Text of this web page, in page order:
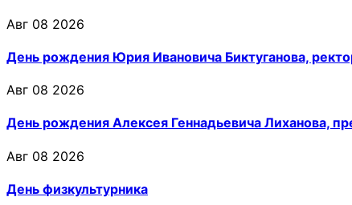
Авг 08 2026
День рождения Юрия Ивановича Биктуганова,
Авг 08 2026
День рождения Алексея Геннадьевича Лиханова,
Авг 08 2026
День физкультурника